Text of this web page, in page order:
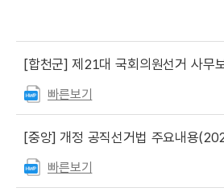
[합천군] 제21대 국회의원선거 사무
빠른보기
[중앙] 개정 공직선거법 주요내용
빠른보기